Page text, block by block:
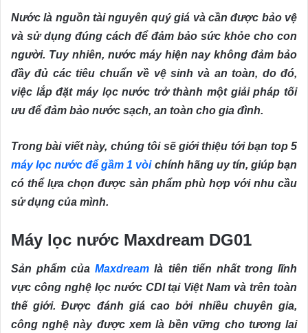
Nước là nguồn tài nguyên quý giá và cần được bảo vệ
và sử dụng đúng cách để đảm bảo sức khỏe cho con
người. Tuy nhiên, nước máy hiện nay không đảm bảo
đầy đủ các tiêu chuẩn về vệ sinh và an toàn, do đó,
việc lắp đặt máy lọc nước trở thành một giải pháp tối
ưu để đảm bảo nước sạch, an toàn cho gia đình.
Trong bài viết này, chúng tôi sẽ giới thiệu tới bạn top 5
máy lọc nước để gầm 1 vòichính hãng uy tín, giúp bạn
có thể lựa chọn được sản phẩm phù hợp với nhu cầu
sử dụng của mình.
Máy lọc nước Maxdream DG01
Sản phẩm củaMaxdream là tiên tiến nhất trong lĩnh
vực công nghệ lọc nước CDI tại Việt Nam và trên toàn
thế giới. Được đánh giá cao bởi nhiều chuyên gia,
công nghệ này được xem là bền vững cho tương lai